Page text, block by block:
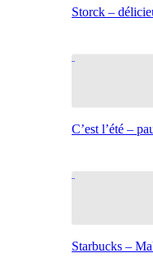
Storck –
C’est l’été –
Starbucks –